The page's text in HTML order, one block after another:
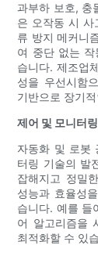
과부하 보호, 충
은 오작동 시 사
류 방지 메커니
여 중단 없는
습니다. 제조업
성을 우선시함
기반으로 장기
제어 및 모니터
자동화 및 로봇
터링 기술의 발
잡해지고 정밀
성능과 효율성
습니다. 예를 들
어 알고리즘을
최적화할 수 있